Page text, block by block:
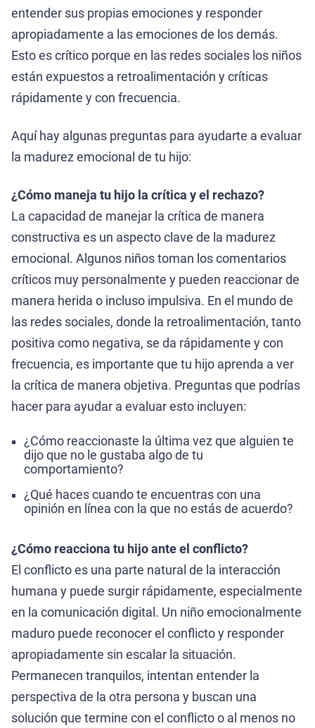
entender sus propias emociones y responder
apropiadamente a las emociones de los demás.
Esto es crítico porque en las redes sociales los niños
están expuestos a retroalimentación y críticas
rápidamente y con frecuencia.
Aquí hay algunas preguntas para ayudarte a evaluar
la madurez emocional de tu hijo:
¿Cómo maneja tu hijo la crítica y el rechazo?
La capacidad de manejar la crítica de manera
constructiva es un aspecto clave de la madurez
emocional. Algunos niños toman los comentarios
críticos muy personalmente y pueden reaccionar de
manera herida o incluso impulsiva. En el mundo de
las redes sociales, donde la retroalimentación, tanto
positiva como negativa, se da rápidamente y con
frecuencia, es importante que tu hijo aprenda a ver
la crítica de manera objetiva. Preguntas que podrías
hacer para ayudar a evaluar esto incluyen:
¿Cómo reaccionaste la última vez que alguien te
dijo que no le gustaba algo de tu
comportamiento?
¿Qué haces cuando te encuentras con una
opinión en línea con la que no estás de acuerdo?
¿Cómo reacciona tu hijo ante el conflicto?
El conflicto es una parte natural de la interacción
humana y puede surgir rápidamente, especialmente
en la comunicación digital. Un niño emocionalmente
maduro puede reconocer el conflicto y responder
apropiadamente sin escalar la situación.
Permanecen tranquilos, intentan entender la
perspectiva de la otra persona y buscan una
solución que termine con el conflicto o al menos no